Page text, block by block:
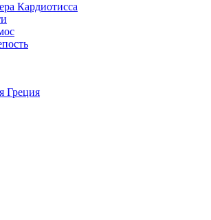
Кардиотисса
Греция